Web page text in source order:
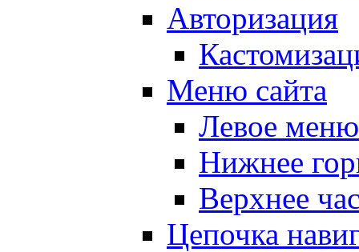
Авторизация
Меню сайта
Левое меню
Нижнее
Верхнее
Цепочка